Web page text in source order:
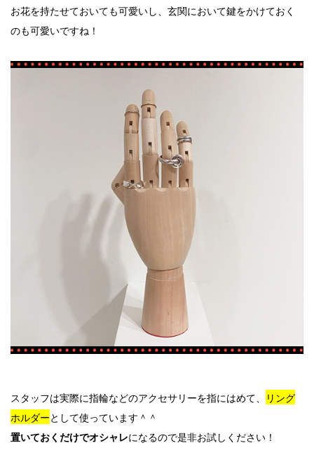
お花を持たせておいても可愛いし、玄関において鍵をかけておく
のも可愛いですね！
スタッフは実際に指輪などのアクセサリーを指にはめて、
リング
ホルダーとして使っています＾＾
置いておくだけでオシャレになるので是非お試しください！